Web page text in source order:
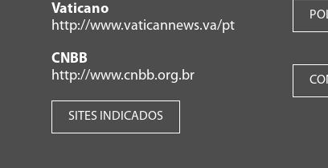
Vaticano
http://www.vaticannews.va/pt
CNBB
http://www.cnbb.org.br
SITES INDICADOS